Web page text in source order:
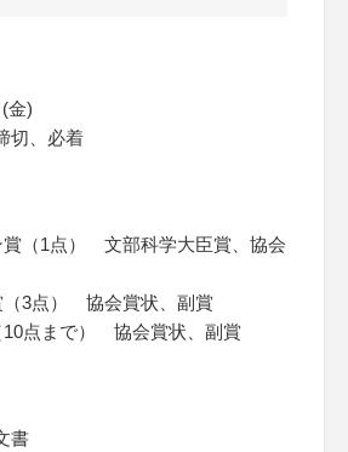
金)
切、必着
賞（1点） 文部科学大臣賞、協会
（3点） 協会賞状、副賞
10点まで） 協会賞状、副賞
書